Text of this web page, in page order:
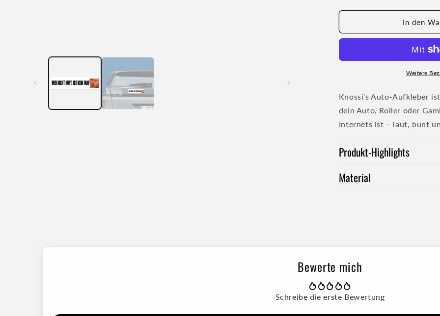
Menge
knossiHuh
Menge
für
knossiHuh
Aufkleber
In den
Weitere
Knossi's Auto-Aufkleber
dein Auto, Roller oder
Internets ist – laut, bunt
Produkt-Highlights
Legendäre Knossi-
Material
Bewerte mich
Schreibe die erste Bewertung